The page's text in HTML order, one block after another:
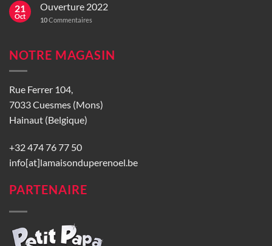
21
Oct
Ouverture 2022
10Commentaires
NOTRE MAGASIN
Rue Ferrer 104,
7033 Cuesmes (Mons)
Hainaut (Belgique)
+32 474 76 77 50
info[at]lamaisonduperenoel.be
PARTENAIRE